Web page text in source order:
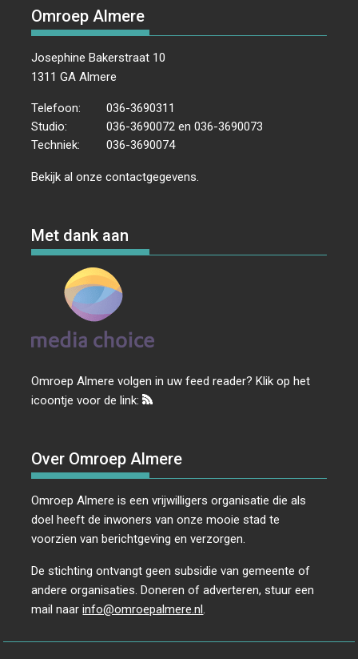
Omroep Almere
Josephine Bakerstraat 10
1311 GA Almere
Telefoon:
036-3690311
Studio:
036-3690072 en 036-3690073
Techniek:
036-3690074
Bekijk al onzecontactgegevens
Met dank aan
Omroep Almere volgen in uw feed reader? Klik op het
icoontje voor de link:
Over Omroep Almere
Omroep Almere is een vrijwilligers organisatie die als
doel heeft de inwoners van onze mooie stad te
voorzien van berichtgeving en verzorgen.
De stichting ontvangt geen subsidie van gemeente of
andere organisaties. Doneren of adverteren, stuur een
mail naarinfo@omroepalmere.nl.